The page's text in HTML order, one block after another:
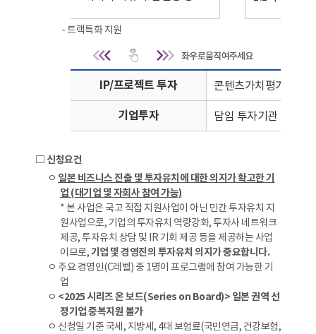
- 트랙특화 지원
트랙특화 지원 | IP/
IP/프로젝트 투자 콘텐츠가치평가서비
기업투자 담임 투자기관 매칭
□ 신청요건
ㅇ 일본 비즈니스 진출 및 투자유치에 대한 의지가 확고한 기
업 (대기업 및 자회사 참여 가능)
* 본 사업은 국고 직접 지원사업이 아닌 민간 투자유치 지
원사업으로, 기업의 투자유치 역량강화, 투자사 네트워크
제공, 투자유치 상담 및 IR 기회 제공 등을 제공하는 사업
이므로,기업 및 경영진의 투자유치 의지가 중요합니다.
ㅇ 주요 경영인(C레벨) 중 1명이 프로그램에 참여 가능한 기
업
ㅇ <2025 시리즈 온 보드(Series on Board)> 일본 권역 선
정기업 중복지원 볼가
ㅇ 신청일 기준 국세, 지방세, 4대 보험료(국민연금, 건강보험,